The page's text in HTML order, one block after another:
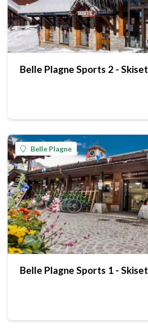
Belle Plagne Sports 2 - Skiset
Belle Plagne
Belle Plagne Sports 1 - Skiset